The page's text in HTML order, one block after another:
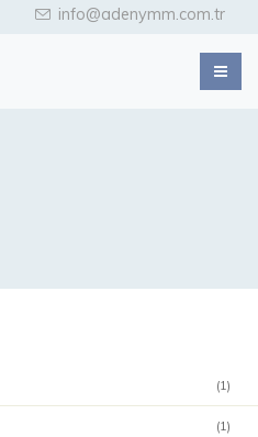
info@adenymm.com.tr
(1)
(1)